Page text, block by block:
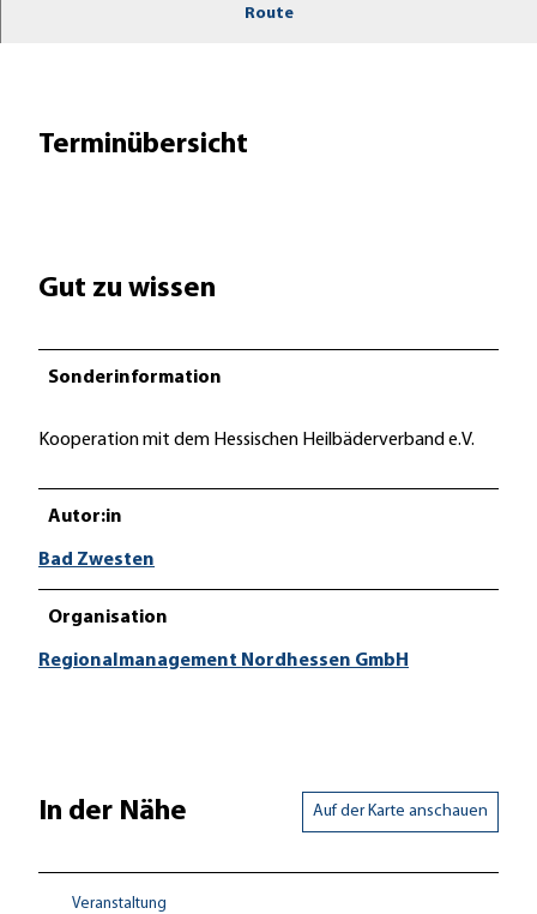
d
Route
Terminübersicht
Gut zu wissen
Sonderinformation
Kooperation mit dem Hessischen Heilbäderverband e.V.
Autor:in
Bad Zwesten
Organisation
Regionalmanagement Nordhessen GmbH
In der Nähe Auf der Karte anschauen
Veranstaltung